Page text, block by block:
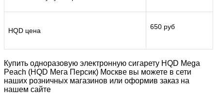
HQD цена 650 руб
Купить одноразовую электронную сигарету HQD Mega
Peach (HQD Мега Персик) Москве вы можете в сети
наших розничных магазинов или оформив заказ на
нашем сайте